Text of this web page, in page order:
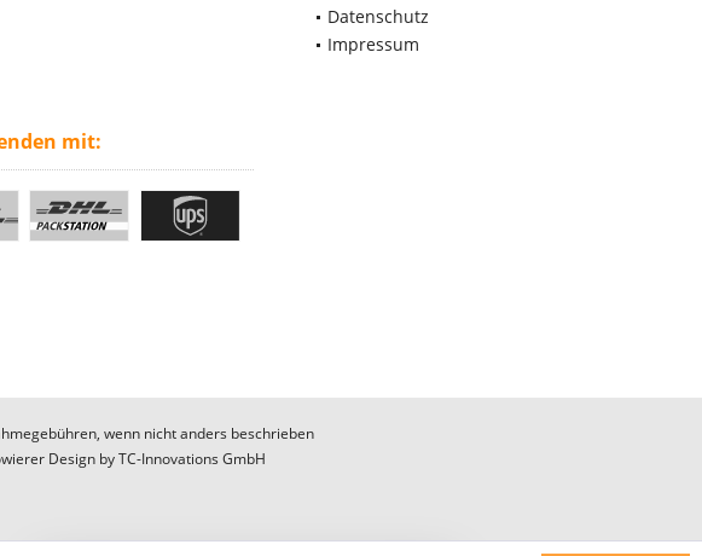
Datenschutz
Impressum
mit:
wenn nicht anders beschrieben
Design byTC-Innovations GmbH